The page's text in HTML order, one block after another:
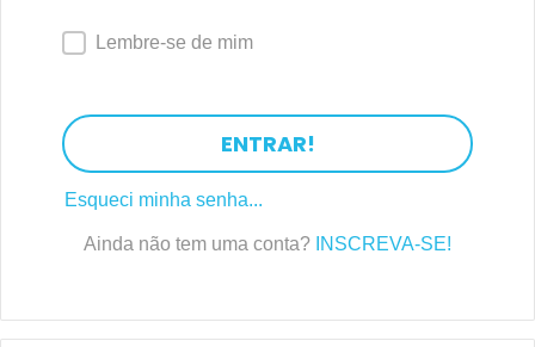
Lembre-se de mim
ENTRAR!
Esqueci minha senha...
Ainda não tem uma conta? INSCREVA-SE!